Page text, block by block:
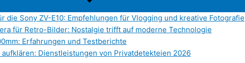
die Sony ZV-E10: Empfehlungen für Vlogging und kreative Fotografie
für Retro-Bilder: Nostalgie trifft auf moderne Technologie
Erfahrungen und Testberichte
Dienstleistungen von Privatdetekteien 2026